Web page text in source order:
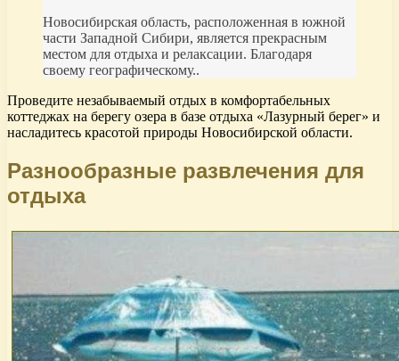
Новосибирская область, расположенная в южной
части Западной Сибири, является прекрасным
местом для отдыха и релаксации. Благодаря
своему географическому..
Проведите незабываемый отдых в комфортабельных
коттеджах на берегу озера в базе отдыха «Лазурный берег» и
насладитесь красотой природы Новосибирской области.
Разнообразные развлечения для
отдыха